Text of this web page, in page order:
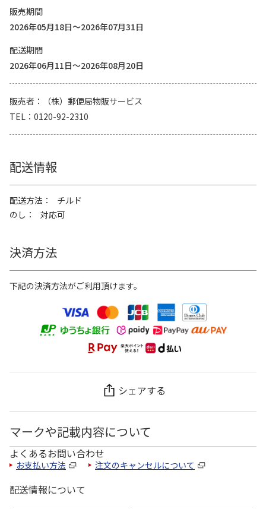
販売期間
2026年05月18日～2026年07月31日
配送期間
2026年06月11日～2026年08月20日
販売者
（株）郵便局物販サービス
TEL
0120-92-2310
配送情報
配送方法
チルド
のし
対応可
決済方法
下記の決済方法がご利用頂けます。
シェアする
マークや記載内容について
よくあるお問い合わせ
お支払い方法 注文のキャンセルについて
配送情報について